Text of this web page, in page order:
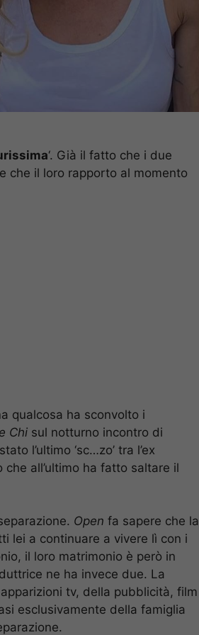
‘. Già il fatto che i due
che il loro rapporto al momento
qualcosa ha sconvolto i
Chi sul notturno incontro di
l’ultimo ‘sc…zo’ tra l’ex
all’ultimo ha fatto saltare il
Open fa sapere che la
lei a continuare a vivere lì con i
il loro matrimonio è però in
ne ha invece due. La
tv, della pubblicità, film
esclusivamente della famiglia